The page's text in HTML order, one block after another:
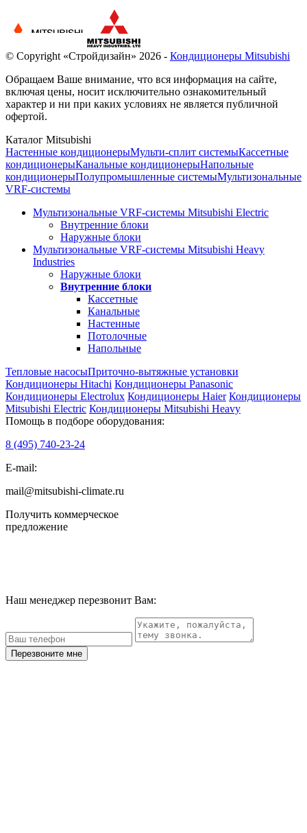
© Copyright «Стройдизайн» 2026 - Кондиционеры Mitsubishi
Обращаем Ваше внимание, что вся информация на сайте,
включая цены, носит исключительно ознакомительный
характер и ни при каких условиях не является публичной
офертой.
Каталог Mitsubishi
Настенные кондиционерыМульти-сплит системыКассетные
кондиционерыКанальные кондиционерыНапольные
кондиционерыПолупромышленные системыМультизональные
VRF-системы
Мультизональные VRF-системы Mitsubishi Electric
Внутренние блоки
Наружные блоки
Мультизональные VRF-системы Mitsubishi Heavy
Industries
Наружные блоки
Внутренние блоки
Кассетные
Канальные
Настенные
Потолочные
Напольные
Тепловые насосыПриточно-вытяжные установки
Кондиционеры Hitachi Кондиционеры Panasonic
Кондиционеры Electrolux Кондиционеры Haier Кондиционеры
Mitsubishi Electric Кондиционеры Mitsubishi Heavy
Помощь в подборе оборудования:
8 (495) 740-23-24
E-mail:
mail@mitsubishi-climate.ru
Получить коммерческое
предложение
Наш менеджер перезвонит Вам:
Перезвоните мне